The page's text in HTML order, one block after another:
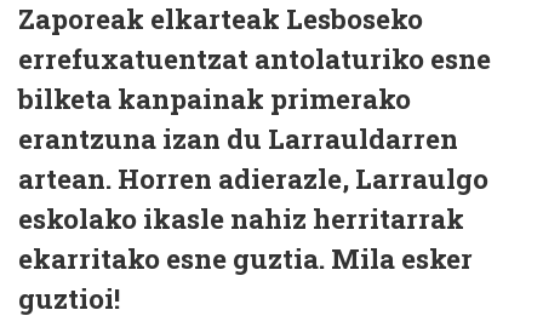
Zaporeak elkarteak Lesboseko
errefuxatuentzat antolaturiko esne
bilketa kanpainak primerako
erantzuna izan du Larrauldarren
artean. Horren adierazle, Larraulgo
eskolako ikasle nahiz herritarrak
ekarritako esne guztia. Mila esker
guztioi!